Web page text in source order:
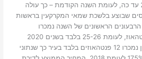
ראשון לציון בשנת 2021 עד כה, לעומת השנה הקודמת – כך עולה
שבוצע בלשכת שמאי המקרקעין בראשות
הראשונים של השנה נמכרו
בראשל”צ 33 דירות פנטהאוז, לעומת 25-26 בלבד בשנים 2020
ו-2019. בשנה קודם לכן נמכרו 12 פנטהאוזים בלבד בעיר כך שנתוני